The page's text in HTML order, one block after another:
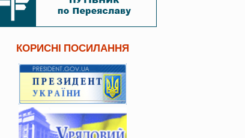
КОРИСНІ ПОСИЛАННЯ